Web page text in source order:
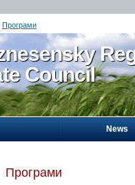
Програми
Council
News
Програми